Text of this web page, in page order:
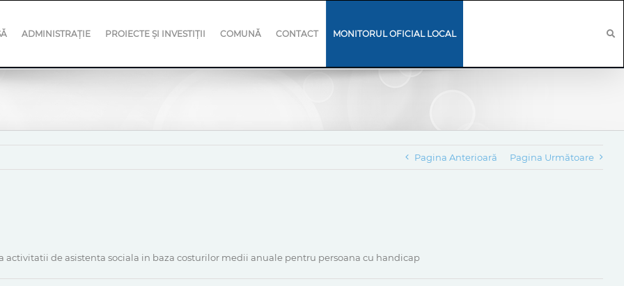
ADMINISTRAȚIE PROIECTE ȘI INVESTIȚII COMUNĂ CONTACT MONITORUL OFICIAL LOCAL
Pagina Anterioară Pagina Următoare
de asistenta sociala in baza costurilor medii anuale pentru persoana cu handicap